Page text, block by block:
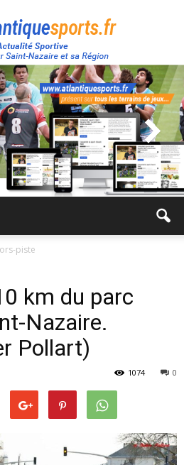
Atlantique
Sport
piste
km du parc
Nazaire.
Pollart)
0
1074